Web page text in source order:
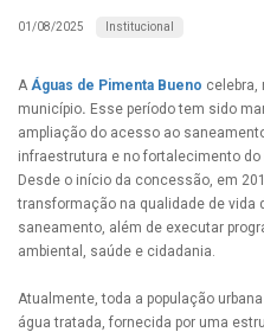
01/08/2025 Institucional
A Águas de Pimenta Bueno celebra,
município. Esse período tem sido
ampliação do acesso ao
infraestrutura e no fortalecimento
Desde o início da concessão, em
transformação na qualidade de vida
saneamento, além de executar
ambiental, saúde e cidadania.
Atualmente, toda a população
água tratada, fornecida por uma